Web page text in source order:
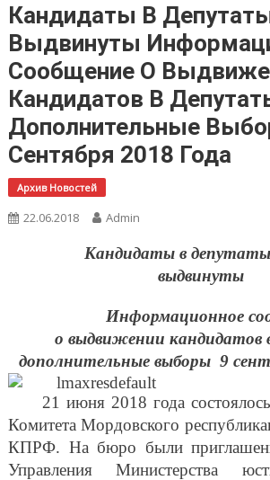
Кандидаты В
Выдвинуты
Сообщение О
Кандидатов В
Дополнительные
Сентября 2018 Года
Архив Новостей
22.06.2018 Admin
Кандидаты в
выдвинуты
Информационное
о выдвижении кандидатов
дополнительные выборы 9
21 июня 2018 года
Комитета Мордовского
КПРФ. На бюро были приглашены
Управления Министерства